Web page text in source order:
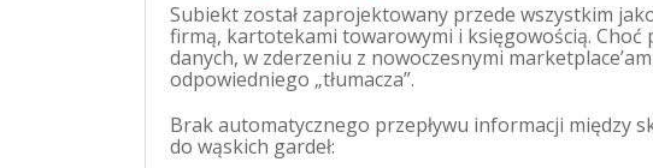
Subiekt został zaprojektowany przede wszystkim
firmą, kartotekami towarowymi i księgowością. Choć
danych, w zderzeniu z nowoczesnymi
odpowiedniego „tłumacza”.
Brak automatycznego przepływu informacji między
do wąskich gardeł: